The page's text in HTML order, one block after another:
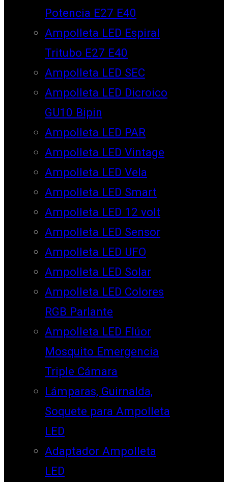
Potencia E27 E40
Ampolleta LED Espiral
Tritubo E27 E40
Ampolleta LED SEC
Ampolleta LED Dicroico
GU10 Bipin
Ampolleta LED PAR
Ampolleta LED Vintage
Ampolleta LED Vela
Ampolleta LED Smart
Ampolleta LED 12 volt
Ampolleta LED Sensor
Ampolleta LED UFO
Ampolleta LED Solar
Ampolleta LED Colores
RGB Parlante
Ampolleta LED Flúor
Mosquito Emergencia
Triple Cámara
Lámparas, Guirnalda,
Soquete para Ampolleta
LED
Adaptador Ampolleta
LED